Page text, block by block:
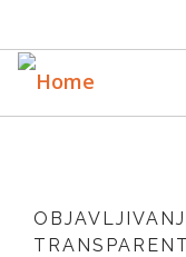
main
content
navigation
PUBLIKACIJE